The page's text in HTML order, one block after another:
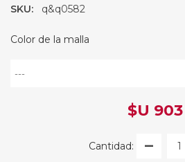
SKU: q&q0582
Color de la malla
$U 903
Cantidad: